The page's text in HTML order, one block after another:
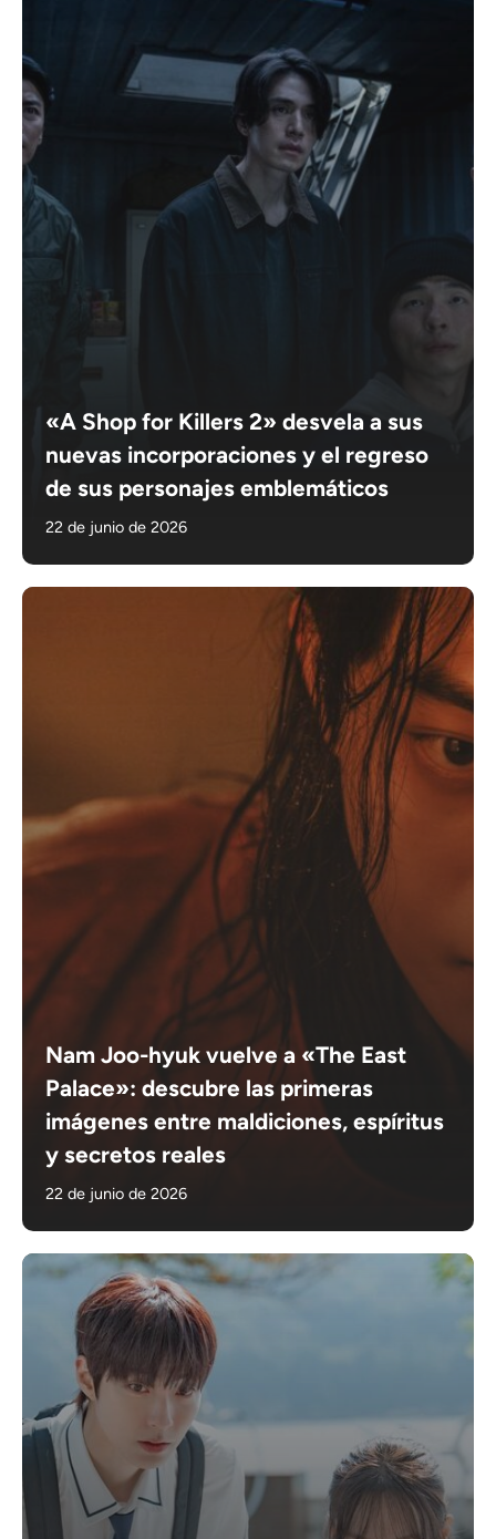
«A Shop for Killers 2» desvela a sus
nuevas incorporaciones y el regreso
de sus personajes emblemáticos
22 de junio de 2026
Nam Joo-hyuk vuelve a «The East
Palace»: descubre las primeras
imágenes entre maldiciones, espíritus
y secretos reales
22 de junio de 2026